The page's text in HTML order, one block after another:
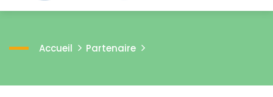
Accueil Partenaire